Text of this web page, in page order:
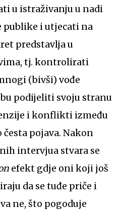
u istraživanju u nadi
publike i utjecati na
predstavlja u
tj. kontrolirati
(bivši) vođe
podijeliti svoju stranu
i konflikti između
pojava. Nakon
intervjua stvara se
efekt gdje oni koji još
da se tuđe priče i
ne, što pogoduje